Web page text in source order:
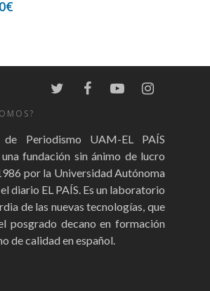
€
de Periodismo UAM-EL PAÍS
fundación sin ánimo de lucro
por la Universidad Autónoma
diario EL PAÍS. Es un laboratorio
de las nuevas tecnologías, que
posgrado decano en formación
de calidad en español.